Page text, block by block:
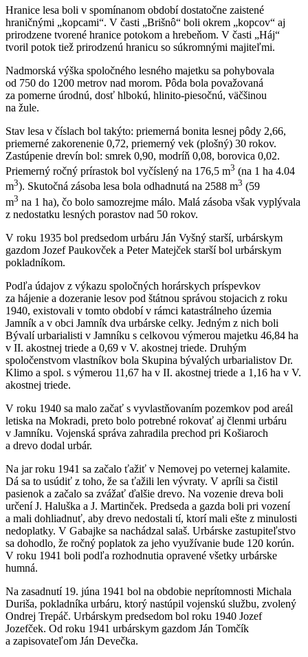
Hranice lesa boli v spomínanom období dostatočne zaistené
hraničnými „kopcami“. V časti „Brišnô“ boli okrem „kopcov“ aj
prirodzene tvorené hranice potokom a hrebeňom. V časti „Háj“
tvoril potok tiež prirodzenú hranicu so súkromnými majiteľmi.
Nadmorská výška spoločného lesného majetku sa pohybovala
od 750 do 1200 metrov nad morom. Pôda bola považovaná
za pomerne úrodnú, dosť hlbokú, hlinito-piesočnú, väčšinou
na žule.
Stav lesa v číslach bol takýto: priemerná bonita lesnej pôdy 2,66,
priemerné zakorenenie 0,72, priemerný vek (plošný) 30 rokov.
Zastúpenie drevín bol: smrek 0,90, modríň 0,08, borovica 0,02.
Priemerný ročný prírastok bol vyčíslený na 176,5 m3 (na 1 ha 4.04
m3). Skutočná zásoba lesa bola odhadnutá na 2588 m3 (59
m3 na 1 ha), čo bolo samozrejme málo. Malá zásoba však vyplývala
z nedostatku lesných porastov nad 50 rokov.
V roku 1935 bol predsedom urbáru Ján Vyšný starší, urbárskym
gazdom Jozef Paukovček a Peter Matejček starší bol urbárskym
pokladníkom.
Podľa údajov z výkazu spoločných horárskych príspevkov
za hájenie a dozeranie lesov pod štátnou správou stojacich z roku
1940, existovali v tomto období v rámci katastrálneho územia
Jamník a v obci Jamník dva urbárske celky. Jedným z nich boli
Bývalí urbarialisti v Jamníku s celkovou výmerou majetku 46,84 ha
v II. akostnej triede a 0,69 v V. akostnej triede. Druhým
spoločenstvom vlastníkov bola Skupina bývalých urbarialistov Dr.
Klimo a spol. s výmerou 11,67 ha v II. akostnej triede a 1,16 ha v V.
akostnej triede.
V roku 1940 sa malo začať s vyvlastňovaním pozemkov pod areál
letiska na Mokradi, preto bolo potrebné rokovať aj členmi urbáru
v Jamníku. Vojenská správa zahradila prechod pri Košiaroch
a drevo dodal urbár.
Na jar roku 1941 sa začalo ťažiť v Nemovej po veternej kalamite.
Dá sa to usúdiť z toho, že sa ťažili len vývraty. V apríli sa čistil
pasienok a začalo sa zvážať ďalšie drevo. Na vozenie dreva boli
určení J. Haluška a J. Martinček. Predseda a gazda boli pri vození
a mali dohliadnuť, aby drevo nedostali tí, ktorí mali ešte z minulosti
nedoplatky. V Gabajke sa nachádzal salaš. Urbárske zastupiteľstvo
sa dohodlo, že ročný poplatok za jeho využívanie bude 120 korún.
V roku 1941 boli podľa rozhodnutia opravené všetky urbárske
humná.
Na zasadnutí 19. júna 1941 bol na obdobie neprítomnosti Michala
Duriša, pokladníka urbáru, ktorý nastúpil vojenskú službu, zvolený
Ondrej Trepáč. Urbárskym predsedom bol roku 1940 Jozef
Jozefček. Od roku 1941 urbárskym gazdom Ján Tomčík
a zapisovateľom Ján Devečka.